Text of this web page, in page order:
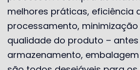
melhores práticas, eficiência
processamento,
qualidade do produto –
armazenamento,